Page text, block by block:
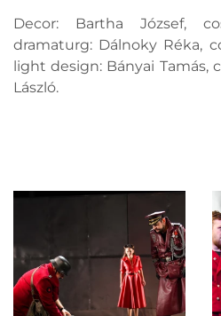
Decor: Bartha József,
dramaturg: Dálnoky Réka,
light design: Bányai Tamás,
László.